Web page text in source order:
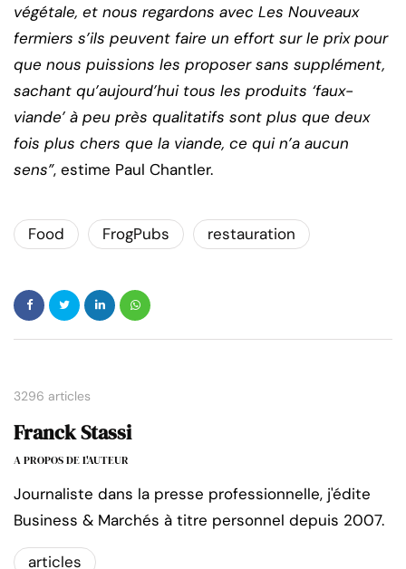
végétale, et nous regardons avec Les Nouveaux
fermiers s’ils peuvent faire un effort sur le prix pour
que nous puissions les proposer sans supplément,
sachant qu’aujourd’hui tous les produits ‘faux-
viande’ à peu près qualitatifs sont plus que deux
fois plus chers que la viande, ce qui n’a aucun
sens”, estime Paul Chantler.
Food FrogPubs restauration
3296 articles
Franck Stassi
A PROPOS DE L'AUTEUR
Journaliste dans la presse professionnelle, j'édite
Business & Marchés à titre personnel depuis 2007.
articles